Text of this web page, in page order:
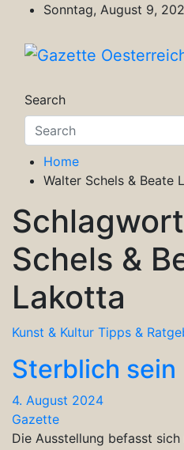
content
Sonntag, August 9,
Search
Home
Walter Schels & Beate
Schels &
Lakotta
Kunst & Kultur Tipps &
Sterblich sein
4. August 2024
Gazette
Die Ausstellung befasst